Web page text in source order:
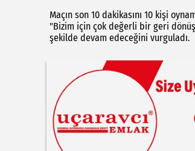
Maçın son 10 dakikasını 10 kişi
"Bizim için çok değerli bir geri
şekilde devam edeceğini vurguladı.